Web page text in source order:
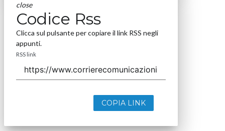
close
Codice Rss
Clicca sul pulsante per copiare il link RSS negli
appunti.
RSS link
COPIA LINK